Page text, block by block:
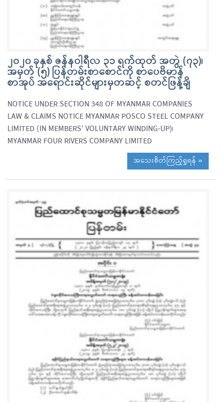
၂၀၂၀ ခုနှစ် ဇန်နဝါရီလ ၃၁ ရက်ထုတ် အတွဲ (၇၃)၊
အမှတ် (၅) ပြန်တမ်းစာစောင်ကို စာပေဗိမာန်
စာအုပ် အရောင်းဆိုင်များမှတဆင့် စတင်ဖြန့်ချိ
NOTICE UNDER SECTION 348 OF MYANMAR COMPANIES
LAW & CLAIMS NOTICE MYANMAR POSCO STEEL COMPANY
LIMITED (IN MEMBERS' VOLUNTARY WINDING-UP)၊
MYANMAR FOUR RIVERS COMPANY LIMITED
အသေးစိတ်ကြည့်ရှုရန် »